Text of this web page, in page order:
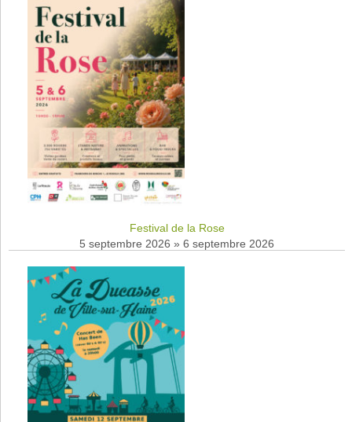
Festival de la Rose
5 septembre 2026 » 6 septembre 2026